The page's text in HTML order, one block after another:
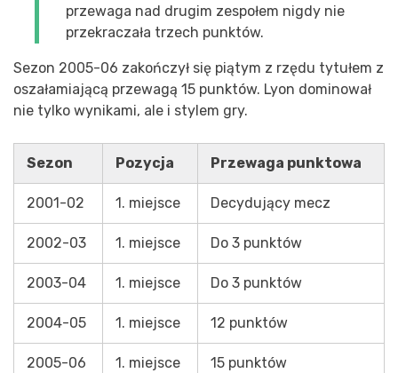
przewaga nad drugim zespołem nigdy nie
przekraczała trzech punktów.
Sezon 2005-06 zakończył się piątym z rzędu tytułem z
oszałamiającą przewagą 15 punktów. Lyon dominował
nie tylko wynikami, ale i stylem gry.
Sezon Pozycja Przewaga punktowa
2001-02 1. miejsce Decydujący mecz
2002-03 1. miejsce Do 3 punktów
2003-04 1. miejsce Do 3 punktów
2004-05 1. miejsce 12 punktów
2005-06 1. miejsce 15 punktów